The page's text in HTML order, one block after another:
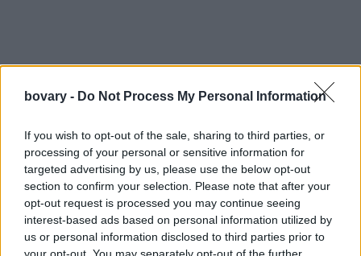
bovary - Do Not Process My Personal Information
If you wish to opt-out of the sale, sharing to third parties, or
processing of your personal or sensitive information for
targeted advertising by us, please use the below opt-out
section to confirm your selection. Please note that after your
opt-out request is processed you may continue seeing
interest-based ads based on personal information utilized by
us or personal information disclosed to third parties prior to
your opt-out. You may separately opt-out of the further
Με το σύστημα Click & Curl, οι τέλειες μπούκλες δεν ήταν ποτέ
άλλοτε πιο εύκολες: απλά τοποθετήστε την τούφα στον
κύλινδρο, πατήστε το κουμπί και τα μαλλιά σας αυτόματα θα
λάβουν τη μορφή που επιθυμείτε. Το ηχητικό σήμα θα σας
ενημερώσει για το πότε τα μαλλιά θα είναι έτοιμα με τις